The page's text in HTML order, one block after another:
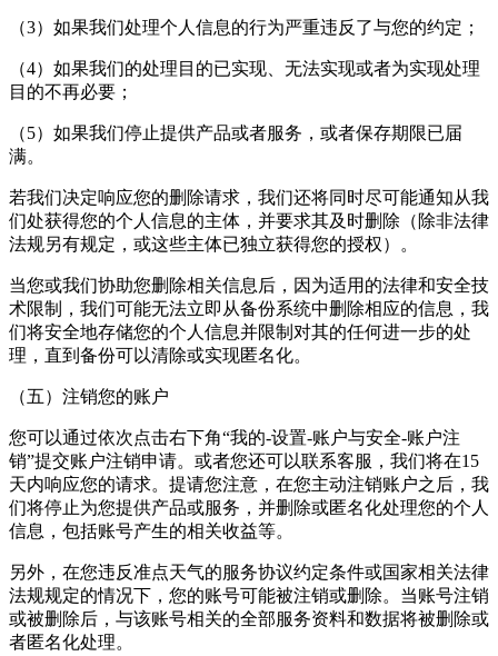
（3）如果我们处理个人信息的行为严重违反了与您的约定；
（4）如果我们的处理目的已实现、无法实现或者为实现处理
目的不再必要；
（5）如果我们停止提供产品或者服务，或者保存期限已届
满。
若我们决定响应您的删除请求，我们还将同时尽可能通知从我
们处获得您的个人信息的主体，并要求其及时删除（除非法律
法规另有规定，或这些主体已独立获得您的授权）。
当您或我们协助您删除相关信息后，因为适用的法律和安全技
术限制，我们可能无法立即从备份系统中删除相应的信息，我
们将安全地存储您的个人信息并限制对其的任何进一步的处
理，直到备份可以清除或实现匿名化。
（五）注销您的账户
您可以通过依次点击右下角“我的-设置-账户与安全-账户注
销”提交账户注销申请。或者您还可以联系客服，我们将在15
天内响应您的请求。提请您注意，在您主动注销账户之后，我
们将停止为您提供产品或服务，并删除或匿名化处理您的个人
信息，包括账号产生的相关收益等。
另外，在您违反准点天气的服务协议约定条件或国家相关法律
法规规定的情况下，您的账号可能被注销或删除。当账号注销
或被删除后，与该账号相关的全部服务资料和数据将被删除或
者匿名化处理。